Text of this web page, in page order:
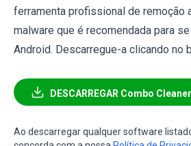
ferramenta profissional de remoção
malware que é recomendada para
Android. Descarregue-a clicando no
DESCARREGAR Combo
Ao descarregar qualquer software